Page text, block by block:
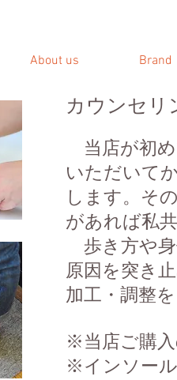
About us Brand
カウンセリ
当店が初め
いただいて
します。そ
があれば私
歩き方や
原因を突き
加工・調整
※当店ご購入
※インソー